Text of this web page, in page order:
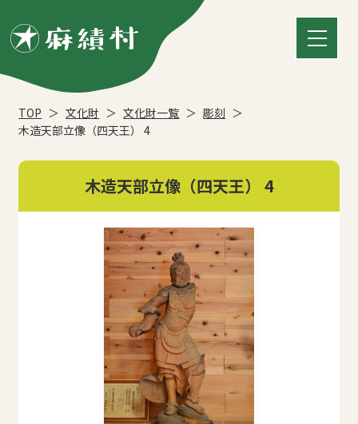
TOP 文化財 文化財一覧
彫刻
木造天部立像（四天王） 4
木造天部立像（四天王） 4